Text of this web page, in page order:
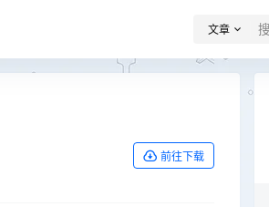
文章
前往下载